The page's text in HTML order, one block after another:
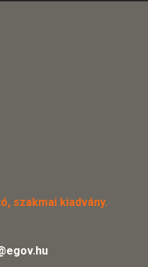
szakmai kiadvány.